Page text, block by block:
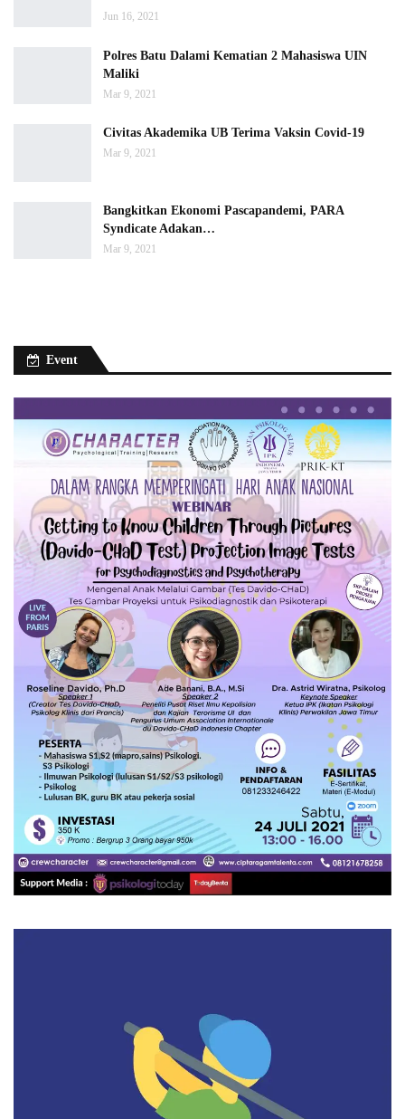
Jun 16, 2021
Polres Batu Dalami Kematian 2 Mahasiswa UIN
Maliki
Mar 9, 2021
Civitas Akademika UB Terima Vaksin Covid-19
Mar 9, 2021
Bangkitkan Ekonomi Pascapandemi, PARA
Syndicate Adakan…
Mar 9, 2021
Event